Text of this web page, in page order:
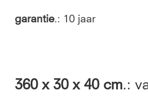
garantie.: 10 jaar
360 x 30 x 40 cm.: